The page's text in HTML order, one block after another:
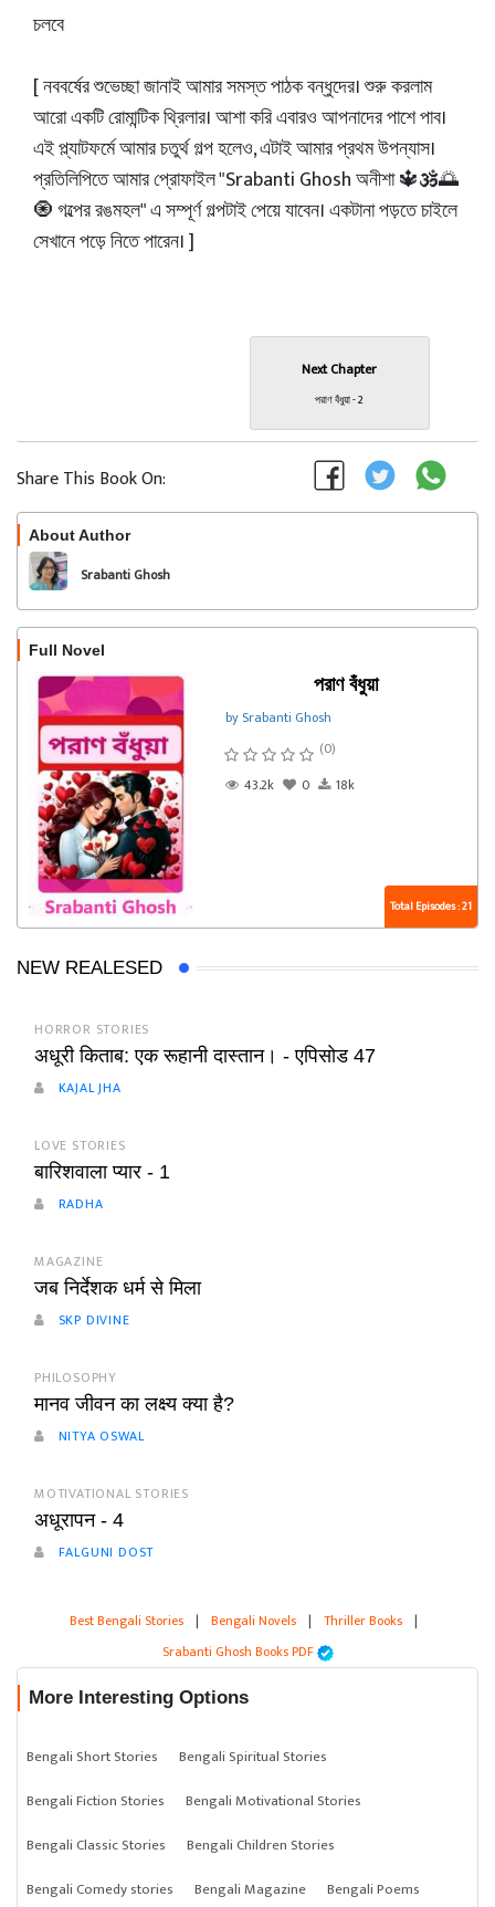
চলবে
[ নববর্ষের শুভেচ্ছা জানাই আমার সমস্ত পাঠক বন্ধুদের। শুরু করলাম
আরো একটি রোমান্টিক থ্রিলার। আশা করি এবার‌ও আপনাদের পাশে পাব।
এই প্ল্যাটফর্মে আমার চতুর্থ গল্প হলেও, এটাই আমার প্রথম উপন্যাস।
প্রতিলিপিতে আমার প্রোফাইল "Srabanti Ghosh অনীশা 🔱🕉️🌅
🧿 গল্পের রঙমহল" এ সম্পূর্ণ গল্পটাই পেয়ে যাবেন। একটানা পড়তে চাইলে
সেখানে পড়ে নিতে পারেন। ]
Next Chapter
পরাণ বঁধুয়া - 2
Share This Book On:
About Author
Srabanti Ghosh
Full Novel
পরাণ বঁধুয়া
by Srabanti Ghosh
(0)
43.2k
0 18k
Total Episodes : 21
NEW REALESED
HORROR STORIES
अधूरी किताब: एक रूहानी दास्तान। - एपिसोड 47
KAJAL JHA
LOVE STORIES
बारिशवाला प्यार - 1
RADHA
MAGAZINE
जब निर्देशक धर्म से मिला
SKP DIVINE
PHILOSOPHY
मानव जीवन का लक्ष्य क्या है?
NITYA OSWAL
MOTIVATIONAL STORIES
अधूरापन - 4
FALGUNI DOST
Best Bengali Stories | Bengali Novels | Thriller Books |
Srabanti Ghosh Books PDF
More Interesting Options
Bengali Short Stories
Bengali Spiritual Stories
Bengali Fiction Stories
Bengali Motivational Stories
Bengali Classic Stories
Bengali Children Stories
Bengali Comedy stories
Bengali Magazine
Bengali Poems